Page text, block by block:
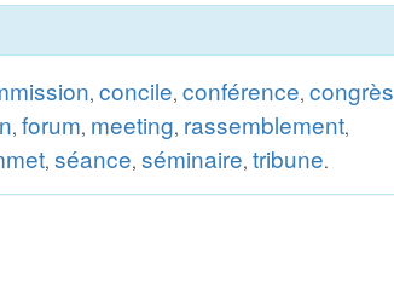
, concile, conférence, congrès
, forum, meeting, rassemblement,
, séance, séminaire, tribune.